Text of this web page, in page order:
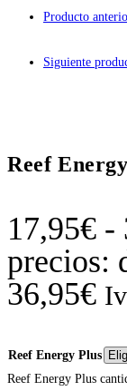
Producto
Siguiente
Reef
17,95€ -
precios:
36,95€
Reef Energy Plus
Reef Energy Plus